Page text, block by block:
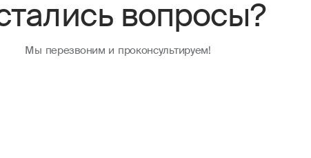
вопросы?
Мы перезвоним и проконсультируем!